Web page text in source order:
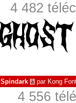
4 482
Spindark à par Kong
4 556